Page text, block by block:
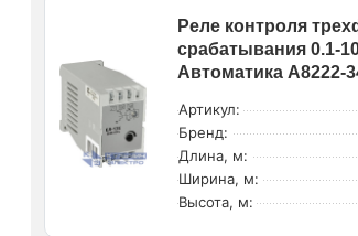
Реле контроля
срабатывания 0.1-
Автоматика A8222-
Артикул:
Бренд:
Длина, м:
Ширина, м:
Высота, м: